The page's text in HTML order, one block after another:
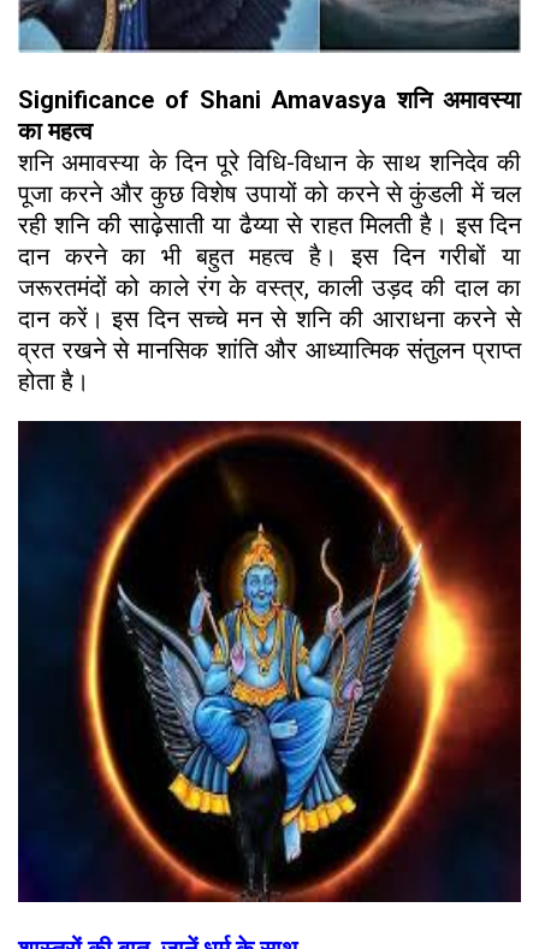
Significance of Shani Amavasya शनि अमावस्या
का महत्व
शनि अमावस्या के दिन पूरे विधि-विधान के साथ शनिदेव की
पूजा करने और कुछ विशेष उपायों को करने से कुंडली में चल
रही शनि की साढ़ेसाती या ढैय्या से राहत मिलती है। इस दिन
दान करने का भी बहुत महत्व है। इस दिन गरीबों या
जरूरतमंदों को काले रंग के वस्त्र, काली उड़द की दाल का
दान करें। इस दिन सच्चे मन से शनि की आराधना करने से
व्रत रखने से मानसिक शांति और आध्यात्मिक संतुलन प्राप्त
होता है।